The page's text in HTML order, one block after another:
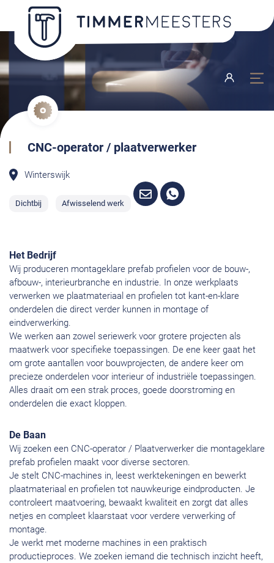
CNC-operator / plaatverwerker
Winterswijk
Dichtbij Afwisselend werk
Het Bedrijf
Wij produceren montageklare prefab profielen voor de bouw-,
afbouw-, interieurbranche en industrie. In onze werkplaats
verwerken we plaatmateriaal en profielen tot kant-en-klare
onderdelen die direct verder kunnen in montage of
eindverwerking.
We werken aan zowel seriewerk voor grotere projecten als
maatwerk voor specifieke toepassingen. De ene keer gaat het
om grote aantallen voor bouwprojecten, de andere keer om
precieze onderdelen voor interieur of industriële toepassingen.
Alles draait om een strak proces, goede doorstroming en
onderdelen die exact kloppen.
De Baan
Wij zoeken een CNC-operator / Plaatverwerker die montageklare
prefab profielen maakt voor diverse sectoren.
Je stelt CNC-machines in, leest werktekeningen en bewerkt
plaatmateriaal en profielen tot nauwkeurige eindproducten. Je
controleert maatvoering, bewaakt kwaliteit en zorgt dat alles
netjes en compleet klaarstaat voor verdere verwerking of
montage.
Je werkt met moderne machines in een praktisch
productieproces. We zoeken iemand die technisch inzicht heeft,